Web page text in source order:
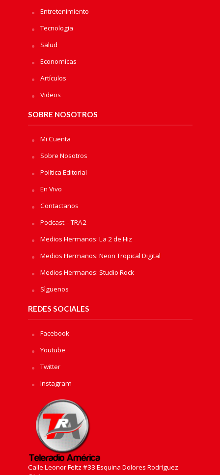
Entretenimiento
Tecnologia
Salud
Economicas
Artículos
Videos
SOBRE NOSOTROS
Mi Cuenta
Sobre Nosotros
Política Editorial
En Vivo
Contactanos
Podcast – TRA2
Medios Hermanos: La 2 de Hiz
Medios Hermanos: Neon Tropical Digital
Medios Hermanos: Studio Rock
Sìguenos
REDES SOCIALES
Facebook
Youtube
Twitter
Instagram
Calle Leonor Feltz #33 Esquina Dolores Rodríguez